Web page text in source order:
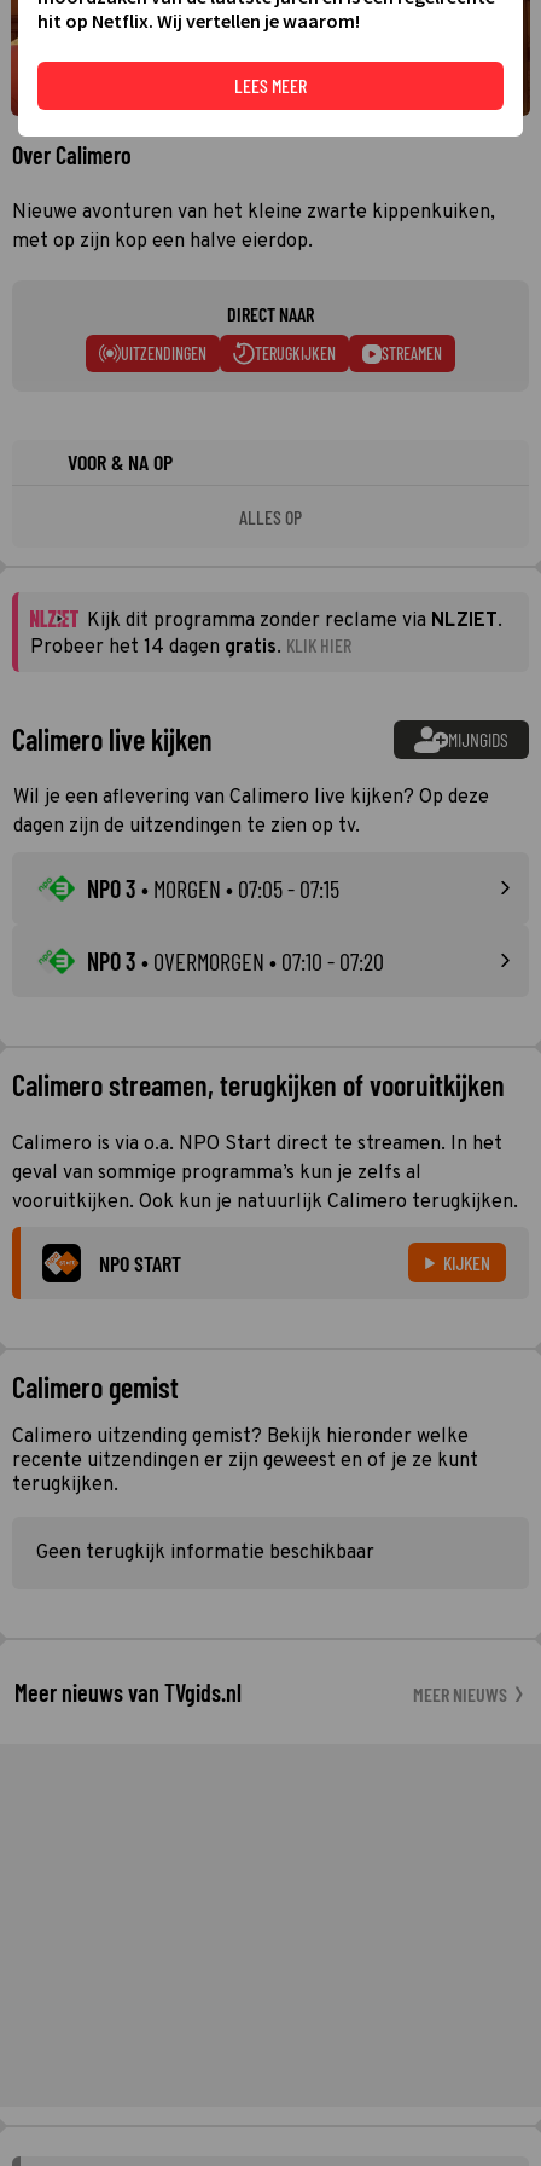
Over Calimero
Nieuwe avonturen van het kleine zwarte kippenkuiken,
met op zijn kop een halve eierdop.
DIRECT NAAR
UITZENDINGEN TERUGKIJKEN STREAMEN
VOOR & NA OP
ALLES OP
Kijk dit programma zonder reclame via NLZIET.
Probeer het 14 dagen gratis. KLIK HIER
Calimero live kijken MIJNGIDS
Wil je een aflevering van Calimero live kijken? Op deze
dagen zijn de uitzendingen te zien op tv.
NPO 3 • MORGEN • 07:05 - 07:15
NPO 3 • OVERMORGEN • 07:10 - 07:20
Calimero streamen, terugkijken of vooruitkijken
Calimero is via o.a. NPO Start direct te streamen. In het
geval van sommige programma’s kun je zelfs al
vooruitkijken. Ook kun je natuurlijk Calimero terugkijken.
NPO START KIJKEN
Calimero gemist
Calimero uitzending gemist? Bekijk hieronder welke
recente uitzendingen er zijn geweest en of je ze kunt
terugkijken.
Geen terugkijk informatie beschikbaar
Meer nieuws van TVgids.nl MEER NIEUWS
hit op Netflix. Wij vertellen je waarom!
LEES MEER